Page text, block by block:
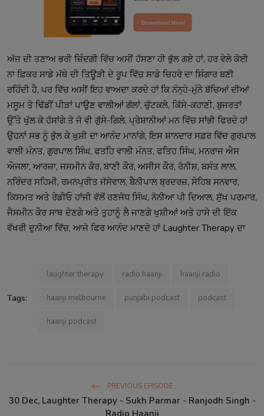
ਅੱਜ ਦੀ ਤਣਾਅ ਭਰੀ ਜ਼ਿੰਦਗੀ ਵਿੱਚ ਅਸੀਂ ਹੱਸਣਾ ਹੀ ਭੁੱਲ ਗਏ ਹਾਂ, ਹਰ ਵੇਲੇ ਕੋਈ
ਨਾ ਫ਼ਿਕਰ ਸਾਡੇ ਮੱਥੇ ਦੀ ਤਿਊੜੀ ਦੇ ਰੂਪ ਵਿੱਚ ਸਾਡੇ ਚਿਹਰੇ ਦਾ ਸ਼ਿੰਗਾਰ ਬਣੀ
ਰਹਿੰਦੀ ਹੈ, ਪਰ ਵਿੱਚ ਅਸੀਂ ਇਹ ਵਾਅਦਾ ਕਰਦੇ ਹਾਂ ਕਿ ਨੰਨ੍ਹੇ-ਮੁੰਨੇ ਬੱਚਿਆਂ ਦੀਆਂ
ਮਸੂਮ ਤੇ ਢਿੱਡੀਂ ਪੀੜਾਂ ਪਾਉਣ ਵਾਲੀਆਂ ਗੱਲਾਂ, ਚੁੱਟਕਲੇ, ਕਿੱਸੇ-ਕਹਾਣੀ, ਬੁਜਰਤਾਂ
ਉੱਤੇ ਖੁੱਲ ਕੇ ਹੱਸਾਂਗੇ ਤੇ ਜੋ ਵੀ ਗੁੱਸੇ-ਗਿਲੇ, ਪ੍ਰੇਸ਼ਾਨੀਆਂ ਮਨ ਵਿੱਚ ਸਾਂਭੀ ਫਿਰਦੇ ਹਾਂ
ਉਹਨਾਂ ਸਭ ਨੂੰ ਭੁੱਲ ਕੇ ਖੁਸ਼ੀ ਦਾ ਆਨੰਦ ਮਾਨਾਂਗੇ, ਇਸ ਸ਼ਾਨਦਾਰ ਸਫ਼ਰ ਵਿੱਚ ਗੁਰਪਾਲ
ਵਾਲੀ ਮੰਨਤ, ਗੁਰਪਾਲ ਸਿੰਘ, ਫਤਹਿ ਵਾਲੀ ਮੰਨਤ, ਫਤਿਹ ਸਿੰਘ, ਮਨਰਾਜ ਐਸ
ਔਜਲਾ, ਆਰਜ਼ਾ, ਜਸਮੀਨ ਕੌਰ, ਬਾਣੀ ਕੌਰ, ਅਸੀਸ ਕੌਰ, ਰੋਨੀਸ਼, ਬਸੰਤ ਲਾਲ,
ਨਰਿੰਦਰ ਸਹਿਮੀ, ਰਮਨਪ੍ਰੀਤ ਜੱਸੋਵਾਲ, ਬੈਨੀਪਾਲ ਬ੍ਰਦਰਜ਼, ਸੇਹਿਬ ਸਨਵਾਰ,
ਕਿਸਮਤ ਅਤੇ ਰੇਡੀਓ ਹਾਂਜੀ ਵੱਲੋਂ ਰਣਜੋਧ ਸਿੰਘ, ਨੋਨੀਆ ਪੀ ਦਿਆਲ, ਸੁੱਖ ਪਰਮਾਰ,
ਜੈਸਮੀਨ ਕੌਰ ਸਾਥ ਦੇਣਗੇ ਅਤੇ ਤੁਹਾਨੂੰ ਲੈ ਜਾਣਗੇ ਖੁਸ਼ੀਆਂ ਅਤੇ ਹਾਸੇ ਦੀ ਇੱਕ
ਵੱਖਰੀ ਦੁਨੀਆ ਵਿੱਚ, ਆਜੋ ਫਿਰ ਆਨੰਦ ਮਾਣਦੇ ਹਾਂ Laughter Therapy ਦਾ
Tags:
laughter therapy radio haanji haanji radio
haanji melbourne punjabi podcast podcast
haanji podcast
PREVIOUS EPISODE
30 Dec, Laughter Therapy - Sukh Parmar - Ranjodh Singh -